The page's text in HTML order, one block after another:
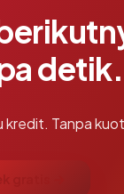
detik.
Tanpa
gratis →